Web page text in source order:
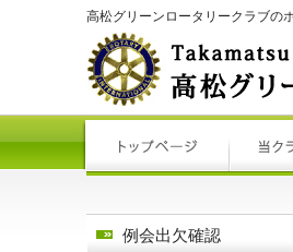
高松グリーンロータリークラブの
例会出欠確認